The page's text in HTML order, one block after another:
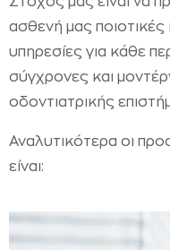
ασθενή μας ποιοτικές
υπηρεσίες για κάθε
σύγχρονες και
οδοντιατρικής
Αναλυτικότερα οι
είναι: